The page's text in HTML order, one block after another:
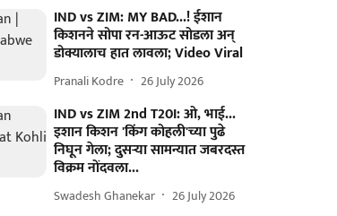
IND vs ZIM: MY BAD...! ईशान
किशनने सोपा रन-आऊट सोडला अन्
डोक्यालाच हात लावला; Video Viral
Pranali Kodre 26 July 2026
IND vs ZIM 2nd T20I: ओ, भाई...
इशान किशन 'किंग कोहली'च्या पुढे
निघून गेला; दुसऱ्या सामन्यात जबरदस्त
विक्रम नोंदवला...
Swadesh Ghanekar 26 July 2026